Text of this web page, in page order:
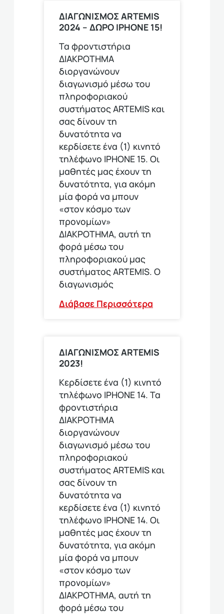
ΔΙΑΓΩΝΙΣΜΟΣ ΑRTEMIS
2024 – ΔΩΡΟ IPHONE 15!
Τα φροντιστήρια
ΔΙΑΚΡΟΤΗΜΑ
διοργανώνουν
διαγωνισμό μέσω του
πληροφοριακού
συστήματος ARTEMIS και
σας δίνουν τη
δυνατότητα να
κερδίσετε ένα (1) κινητό
τηλέφωνο ΙΡΗΟΝΕ 15. Οι
μαθητές μας έχουν τη
δυνατότητα, για ακόμη
μία φορά να μπουν
«στον κόσμο των
προνομίων»
ΔΙΑΚΡΟΤΗΜΑ, αυτή τη
φορά μέσω του
πληροφοριακού μας
συστήματος ARTEMIS. Ο
διαγωνισμός
Διάβασε Περισσότερα
ΔΙΑΓΩΝΙΣΜΟΣ ARTEMIS
2023!
Κερδίσετε ένα (1) κινητό
τηλέφωνο ΙΡΗΟΝΕ 14. Τα
φροντιστήρια
ΔΙΑΚΡΟΤΗΜΑ
διοργανώνουν
διαγωνισμό μέσω του
πληροφοριακού
συστήματος ARTEMIS και
σας δίνουν τη
δυνατότητα να
κερδίσετε ένα (1) κινητό
τηλέφωνο ΙΡΗΟΝΕ 14. Οι
μαθητές μας έχουν τη
δυνατότητα, για ακόμη
μία φορά να μπουν
«στον κόσμο των
προνομίων»
ΔΙΑΚΡΟΤΗΜΑ, αυτή τη
φορά μέσω του